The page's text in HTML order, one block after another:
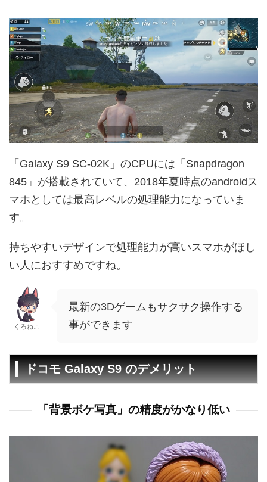
「Galaxy S9 SC-02K」のCPUには「Snapdragon
845」が搭載されていて、2018年夏時点のandroidス
マホとしては最高レベルの処理能力になっていま
す。
持ちやすいデザインで処理能力が高いスマホがほし
い人におすすめですね。
くろねこ
最新の3Dゲームもサクサク操作する
事ができます
ドコモ Galaxy S9 のデメリット
「背景ボケ写真」の精度がかなり低い